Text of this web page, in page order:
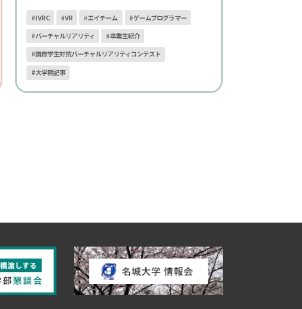
#IVRC #VR #エイチーム #ゲームプログラマー
#バーチャルリアリティ #卒業生紹介
#国際学生対抗バーチャルリアリティコンテスト
#大学院記事